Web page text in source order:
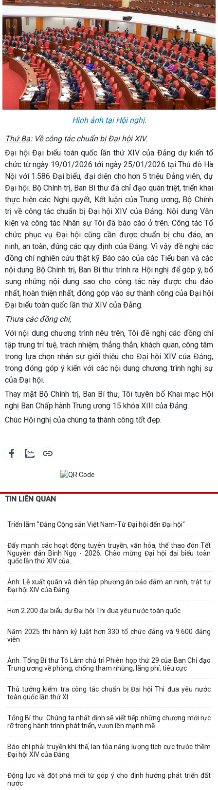
Hình ảnh tại Hội nghị.
Thứ Ba: Về công tác chuẩn bị Đại hội XIV.
Đại hội Đại biểu toàn quốc lần thứ XIV của Đảng dự kiến tổ
chức từ ngày 19/01/2026 tới ngày 25/01/2026 tại Thủ đô Hà
Nội với 1.586 Đại biểu, đại diện cho hơn 5 triệu Đảng viên, dự
Đại hội. Bộ Chính trị, Ban Bí thư đã chỉ đạo quán triệt, triển khai
thực hiện các Nghị quyết, Kết luận của Trung ương, Bộ Chính
trị về công tác chuẩn bị Đại hội XIV của Đảng. Nội dung Văn
kiện và công tác Nhân sự Tôi đã báo cáo ở trên. Công tác Tổ
chức phục vụ Đại hội cũng cần được chuẩn bị chu đáo, an
ninh, an toàn, đúng các quy định của Đảng. Vì vậy đề nghị các
đồng chí nghiên cứu thật kỹ Báo cáo của các Tiểu ban và các
nội dung Bộ Chính trị, Ban Bí thư trình ra Hội nghị để góp ý, bổ
sung những nội dung sao cho công tác này được chu đáo
nhất, hoàn thiện nhất, đóng góp vào sự thành công của Đại hội
Đại biểu toàn quốc lần thứ XIV của Đảng.
Thưa các đồng chí,
Với nội dung chương trình nêu trên, Tôi đề nghị các đồng chí
tập trung trí tuệ, trách nhiệm, thẳng thắn, khách quan, công tâm
trong lựa chọn nhân sự giới thiệu cho Đại hội XIV của Đảng,
trong đóng góp ý kiến với các nội dung chương trình nghị sự
của Đại hội.
Thay mặt Bộ Chính trị, Ban Bí thư, Tôi tuyên bố Khai mạc Hội
nghị Ban Chấp hành Trung ương 15 khóa XIII của Đảng.
Chúc Hội nghị của chúng ta thành công tốt đẹp.
TIN LIÊN QUAN
Triển lãm "Đảng Cộng sản Việt Nam-Từ Đại hội đến Đại hội"
Đẩy mạnh các hoạt động tuyên truyền, văn hóa, thể thao đón Tết
Nguyên đán Bính Ngọ - 2026; Chào mừng Đại hội đại biểu toàn
quốc lần thứ XIV của...
Ảnh: Lễ xuất quân và diễn tập phương án bảo đảm an ninh, trật tự
Đại hội XIV của Đảng
Hơn 2.200 đại biểu dự Đại hội Thi đua yêu nước toàn quốc
Năm 2025 thi hành kỷ luật hơn 330 tổ chức đảng và 9.600 đảng
viên
Ảnh: Tổng Bí thư Tô Lâm chủ trì Phiên họp thứ 29 của Ban Chỉ đạo
Trung ương về phòng, chống tham nhũng, lãng phí, tiêu cực
Thủ tướng kiểm tra công tác chuẩn bị Đại hội Thi đua yêu nước
toàn quốc lần thứ XI
Tổng Bí thư: Chúng ta nhất định sẽ viết tiếp những chương mới rực
rỡ trong hành trình phát triển, vươn lên mạnh mẽ
Báo chí phải truyền khí thế, lan tỏa năng lượng tích cực trước thềm
Đại hội XIV của Đảng
Động lực và đột phá mới từ góp ý cho định hướng phát triển đất
nước